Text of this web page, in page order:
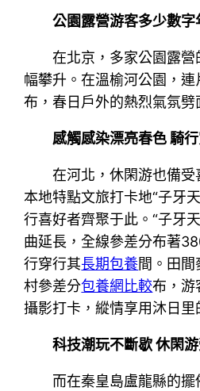
公園露營游客多少數字
在北京，多家公園露
幅攀升。在溫榆河公園，
布，春日戶外的熱烈氣氛劈
感觸感染漂亮春色 騎
在河北，休閑游也備受
本地特點文旅打卡地“子牙
行喜好者齊聚于此。“子牙
曲延長，全線參差分布著
行穿行其長期包養間。田
村參差分包養網比較布，游
攝影打卡，縱情享用沐日里
科技潮玩不斷歇 休閑
而在秦皇島盧龍縣的擺